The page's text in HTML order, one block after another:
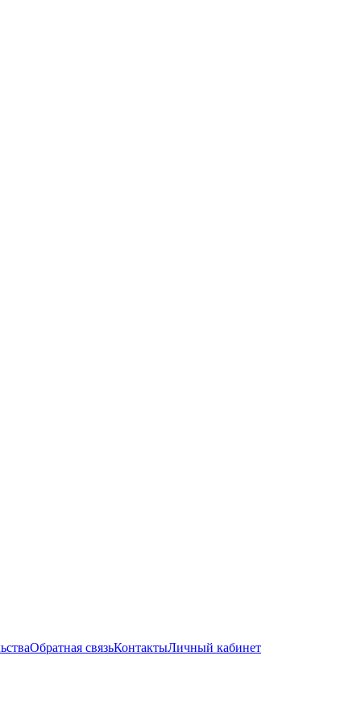
Обратная связьКонтактыЛичный кабинет